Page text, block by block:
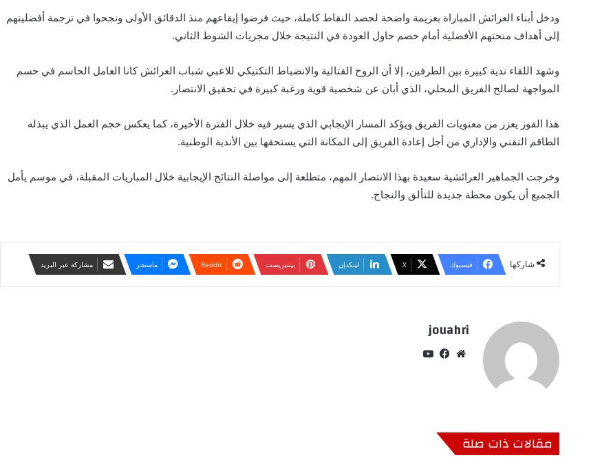
ودخل أبناء العرائش المباراة بعزيمة واضحة لحصد النقاط كاملة، حيث فرضوا إيقاعهم منذ الدقائق الأولى ونجحوا في ترجمة أفضليتهم
إلى أهداف منحتهم الأفضلية أمام خصم حاول العودة في النتيجة خلال مجريات الشوط الثاني.
وشهد اللقاء ندية كبيرة بين الطرفين، إلا أن الروح القتالية والانضباط التكتيكي للاعبي شباب العرائش كانا العامل الحاسم في حسم
المواجهة لصالح الفريق المحلي، الذي أبان عن شخصية قوية ورغبة كبيرة في تحقيق الانتصار.
هذا الفوز يعزز من معنويات الفريق ويؤكد المسار الإيجابي الذي يسير فيه خلال الفترة الأخيرة، كما يعكس حجم العمل الذي يبذله
الطاقم التقني والإداري من أجل إعادة الفريق إلى المكانة التي يستحقها بين الأندية الوطنية.
وخرجت الجماهير العرائشية سعيدة بهذا الانتصار المهم، متطلعة إلى مواصلة النتائج الإيجابية خلال المباريات المقبلة، في موسم يأمل
الجميع أن يكون محطة جديدة للتألق والنجاح.
شاركها فيسبوك ‫X لينكدإن بينتيريست ماسنجر مشاركة عبر البريد
jouahri
موق في
مقالات ذات صلة